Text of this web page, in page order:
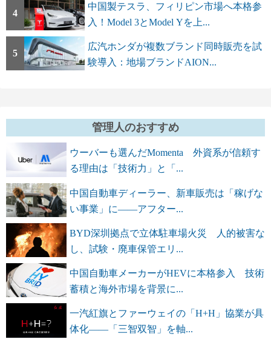
4
中国製テスラ、フィリピン市場へ本格参
入！Model 3とModel Yを上...
5
広汽ホンダが複数ブランド同時販売を試
験導入：地場ブランドAION...
管理人のおすすめ
ウーバーも選んだMomenta 外資系が信頼す
る理由は「技術力」と「...
中国自動車ディーラー、新車販売は「稼げな
い事業」に――アフター...
BYD深圳拠点で立体駐車場火災 人的被害な
し、試験・廃車保管エリ...
中国自動車メーカーがHEVに本格参入 技術
蓄積と海外市場を背景に...
一汽紅旗とファーウェイの「H+H」協業が具
体化――「三智双智」を軸...